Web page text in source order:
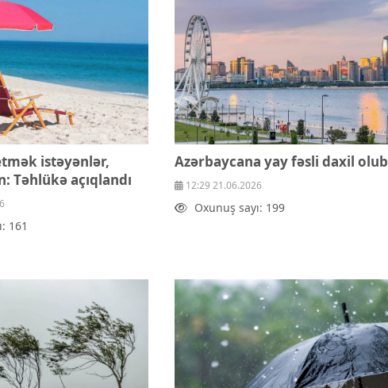
istəyənlər,
Təhlükə açıqlandı
161
Azərbaycana yay fəsli daxil olub
12:29 21.06.2026
Oxunuş sayı: 199